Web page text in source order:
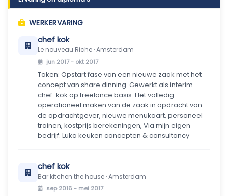
WERKERVARING
chef kok
Le nouveau Riche · Amsterdam
jun 2017 - okt 2017
Taken: Opstart fase van een nieuwe zaak met het
concept van share dinning. Gewerkt als interim
chef-kok op freelance basis. Het volledig
operationeel maken van de zaak in opdracht van
de opdrachtgever, nieuwe menukaart, personeel
trainen, kostprijs berekeningen, Via mijn eigen
bedrijf: Luka keuken concepten & consultancy
chef kok
Bar kitchen the house · Amsterdam
sep 2016 - mei 2017